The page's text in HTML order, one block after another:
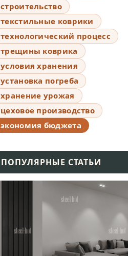
строительство
текстильные коврики
технологический процесс
трещины коврика
условия хранения
установка погреба
хранение урожая
цеховое производство
экономия бюджета
ПОПУЛЯРНЫЕ СТАТЬИ